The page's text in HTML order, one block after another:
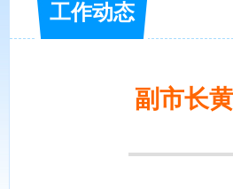
工作动态
副市长